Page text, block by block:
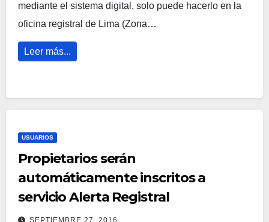
mediante el sistema digital, solo puede hacerlo en la
oficina registral de Lima (Zona…
Leer más...
USUARIOS
Propietarios serán
automáticamente inscritos a
servicio Alerta Registral
SEPTIEMBRE 27, 2016